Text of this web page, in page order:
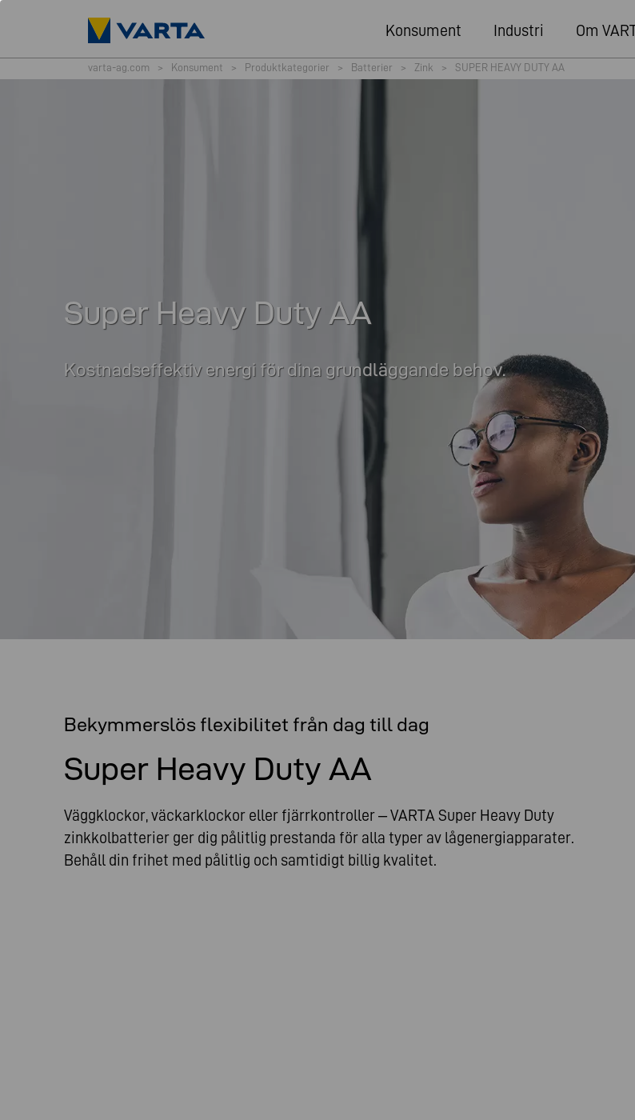
Konsument Industri Om
varta-ag.com > Konsument > Produktkategorier > Batterier > Zink > SUPER HEAVY DUTY AA
Super Heavy Duty AA
Kostnadseffektiv energi för dina grundläggande behov.
Bekymmerslös flexibilitet från dag till dag
Super Heavy Duty AA
Väggklockor, väckarklockor eller fjärrkontroller – VARTA Super Heavy Duty
zinkkolbatterier ger dig pålitlig prestanda för alla typer av lågenergiapparater.
Behåll din frihet med pålitlig och samtidigt billig kvalitet.